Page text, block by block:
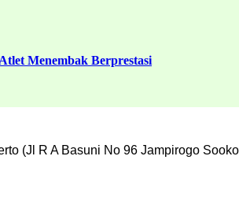
Menembak Berprestasi
(Jl R A Basuni No 96 Jampirogo